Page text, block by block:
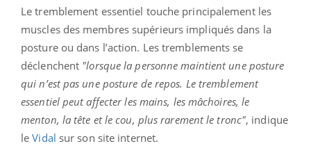
Le tremblement essentiel touche principalement les
muscles des membres supérieurs impliqués dans la
posture ou dans l’action. Les tremblements se
déclenchent "lorsque la personne maintient une posture
qui n’est pas une posture de repos. Le tremblement
essentiel peut affecter les mains, les mâchoires, le
menton, la tête et le cou, plus rarement le tronc", indique
leVidal sur son site internet.